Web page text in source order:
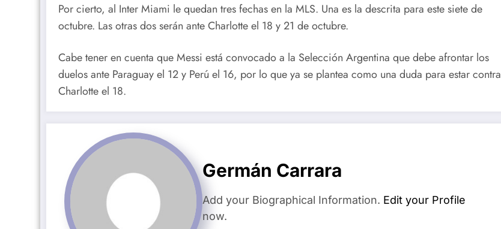
Por cierto, al Inter Miami le quedan tres fechas en la MLS. Una es la descrita para este siete de
octubre. Las otras dos serán ante Charlotte el 18 y 21 de octubre.
Cabe tener en cuenta que Messi está convocado a la Selección Argentina que debe afrontar los
duelos ante Paraguay el 12 y Perú el 16, por lo que ya se plantea como una duda para estar contra
Charlotte el 18.
Germán Carrara
Add your Biographical Information. Edit your Profile
now.